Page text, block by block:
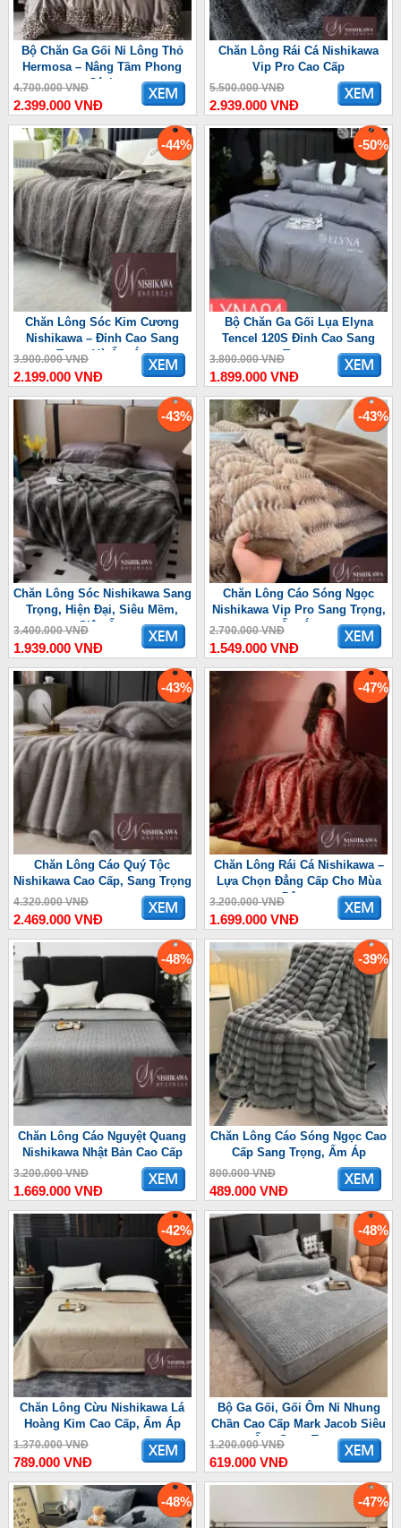
Bộ Chăn Ga Gối Nỉ Lông Thỏ
Hermosa – Nâng Tầm Phong
Cách
4.700.000 VNĐ
2.399.000 VNĐ
Chăn Lông Rái Cá Nishikawa
Vip Pro Cao Cấp
5.500.000 VNĐ
2.939.000 VNĐ
-44%
Chăn Lông Sóc Kim Cương
Nishikawa – Đỉnh Cao Sang
Trọng Và Ấm Áp
3.900.000 VNĐ
2.199.000 VNĐ
-50%
Bộ Chăn Ga Gối Lụa Elyna
Tencel 120S Đỉnh Cao Sang
Trọng
3.800.000 VNĐ
1.899.000 VNĐ
-43%
Chăn Lông Sóc Nishikawa Sang
Trọng, Hiện Đại, Siêu Mềm,
Siêu Ấm
3.400.000 VNĐ
1.939.000 VNĐ
-43%
Chăn Lông Cáo Sóng Ngọc
Nishikawa Vip Pro Sang Trọng,
Ấm Áp
2.700.000 VNĐ
1.549.000 VNĐ
-43%
Chăn Lông Cáo Quý Tộc
Nishikawa Cao Cấp, Sang Trọng
4.320.000 VNĐ
2.469.000 VNĐ
-47%
Chăn Lông Rái Cá Nishikawa –
Lựa Chọn Đẳng Cấp Cho Mùa
Đông
3.200.000 VNĐ
1.699.000 VNĐ
-48%
Chăn Lông Cáo Nguyệt Quang
Nishikawa Nhật Bản Cao Cấp
3.200.000 VNĐ
1.669.000 VNĐ
-39%
Chăn Lông Cáo Sóng Ngọc Cao
Cấp Sang Trọng, Ấm Áp
800.000 VNĐ
489.000 VNĐ
-42%
Chăn Lông Cừu Nishikawa Lá
Hoàng Kim Cao Cấp, Ấm Áp
1.370.000 VNĐ
789.000 VNĐ
-48%
Bộ Ga Gối, Gối Ôm Nỉ Nhung
Chần Cao Cấp Mark Jacob Siêu
Ấm, Sang Trọng
1.200.000 VNĐ
619.000 VNĐ
-48% -47%